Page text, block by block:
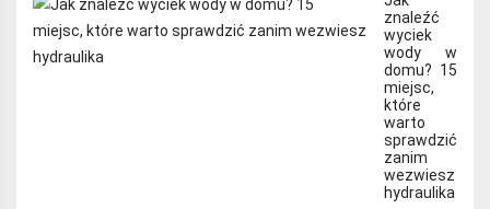
znaleźć
wyciek
wody w
domu? 15
miejsc,
które
warto
sprawdzić
zanim
wezwiesz
hydraulika